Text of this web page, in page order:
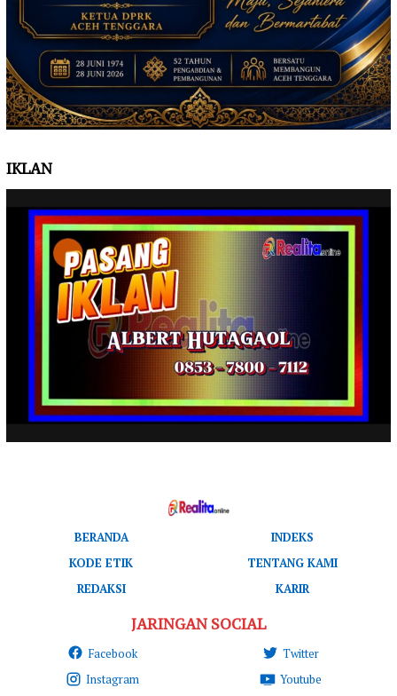
IKLAN
BERANDA
INDEKS
KODE ETIK
TENTANG KAMI
REDAKSI
KARIR
JARINGAN SOCIAL
Facebook
Twitter
Instagram
Youtube